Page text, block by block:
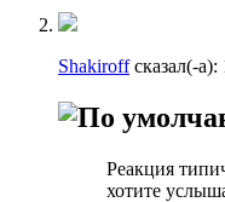
Shakiroffсказал(-а):
Реакция
хотите